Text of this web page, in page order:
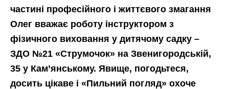
частині професійного і життєвого змагання
Олег вважає роботу інструктором з
фізичного виховання у дитячому садку –
ЗДО №21 «Струмочок» на Звенигородській,
35 у Кам’янському. Явище, погодьтеся,
досить цікаве і «Пильний погляд» охоче